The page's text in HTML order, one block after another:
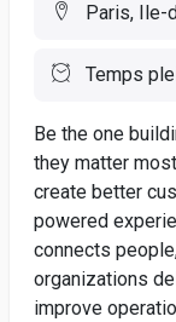
Paris, Ile-
Temps
Be the one
they matter
create better
powered
connects
organizations
improve